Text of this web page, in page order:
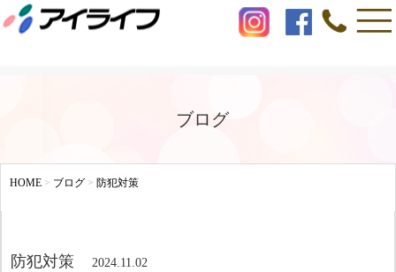
ブログ
HOME > ブログ > 防犯対策
防犯対策 2024.11.02